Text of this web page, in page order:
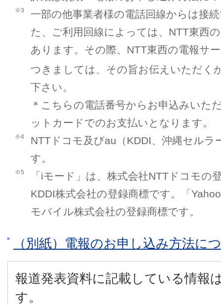
※3
一部の他事業者様の電話回線からは接
た、ご利用回線によっては、NTT東西
あります。その際、NTT東西の電報サ
つきましては、その旨お伝えいただく
下さい。
＊こちらの電話番号からお申込みいた
ットカードでのお支払いとなります。
※4
NTTドコモ及びau（KDDI、沖縄セルラ
す。
※5
「iモード」は、株式会社NTTドコモの
KDDI株式会社の登録商標です。「
モバイル株式会社の登録商標です。
（別紙）電報のお申し込み方法に
報道発表資料に記載している情報
す。